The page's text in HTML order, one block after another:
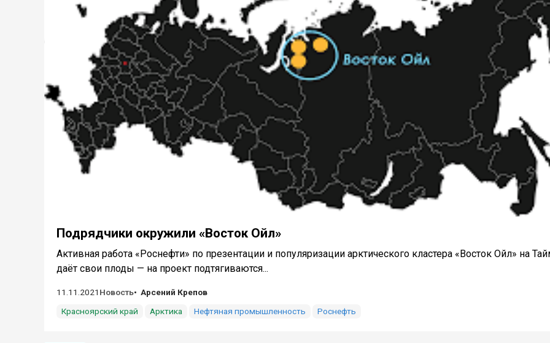
Подрядчики окружили «Восток Ойл»
Активная работа «Роснефти» по презентации и популяризации арктического кластера «Восток Ойл» на
даёт свои плоды — на проект подтягиваются...
11.11.2021 Новость
Арсений Крепов
Красноярский край
Арктика Нефтяная промышленность Роснефть